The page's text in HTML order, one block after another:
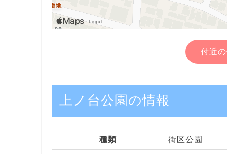
付近
上ノ台公園の情報
種類 街区公園